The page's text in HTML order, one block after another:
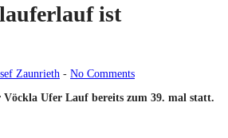
ist
Zaunrieth - No Comments
Ufer Lauf bereits zum 39. mal statt.